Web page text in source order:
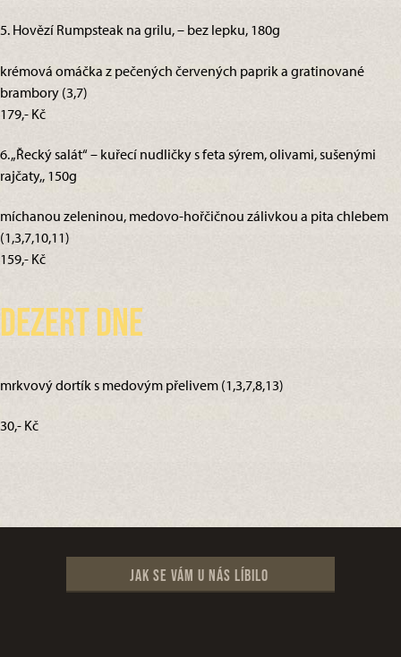
5. Hovězí Rumpsteak na grilu, – bez lepku, 180g
krémová omáčka z pečených červených paprik a gratinované
brambory (3,7)
179,- Kč
6. „Řecký salát“ – kuřecí nudličky s feta sýrem, olivami, sušenými
rajčaty,, 150g
míchanou zeleninou, medovo-hořčičnou zálivkou a pita chlebem
(1,3,7,10,11)
159,- Kč
Dezert dne
mrkvový dortík s medovým přelivem (1,3,7,8,13)
30,- Kč
Jak se vám u nás líbilo